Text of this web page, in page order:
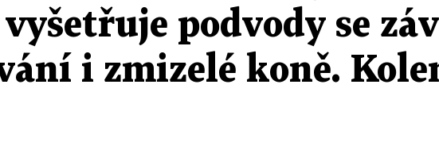
podvody se
i zmizelé koně.